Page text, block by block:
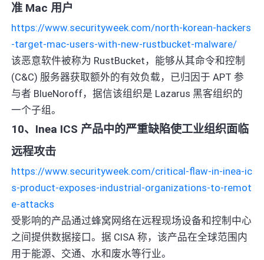
准 Mac 用户
https://www.securityweek.com/north-korean-hackers
-target-mac-users-with-new-rustbucket-malware/
该恶意软件被称为 RustBucket，能够从其命令和控制
(C&C) 服务器获取额外的有效负载，已归因于 APT 参
与者 BlueNoroff，据信该组织是 Lazarus 黑客组织的
一个子组。
10、Inea ICS 产品中的严重缺陷使工业组织面临
远程攻击
https://www.securityweek.com/critical-flaw-in-inea-ic
s-product-exposes-industrial-organizations-to-remot
e-attacks
受影响的产品通过蜂窝网络在远程现场设备和控制中心
之间提供数据接口。据 CISA 称，该产品在全球范围内
用于能源、交通、水和废水等行业。